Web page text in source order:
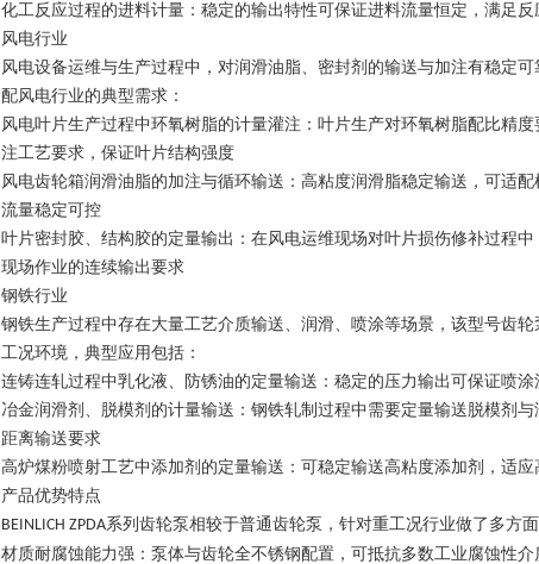
化工反应过程的进料计量：稳定的输出特性可保证进料流量恒定，满足
风电行业
风电设备运维与生产过程中，对润滑油脂、密封剂的输送与加注有稳定
配风电行业的典型需求：
风电叶片生产过程中环氧树脂的计量灌注：叶片生产对环氧树脂配比精
注工艺要求，保证叶片结构强度
风电齿轮箱润滑油脂的加注与循环输送：高粘度润滑脂稳定输送，可适配
流量稳定可控
叶片密封胶、结构胶的定量输出：在风电运维现场对叶片损伤修补过程
现场作业的连续输出要求
钢铁行业
钢铁生产过程中存在大量工艺介质输送、润滑、喷涂等场景，该型号齿
工况环境，典型应用包括：
连铸连轧过程中乳化液、防锈油的定量输送：稳定的压力输出可保证喷
冶金润滑剂、脱模剂的计量输送：钢铁轧制过程中需要定量输送脱模剂
距离输送要求
高炉煤粉喷射工艺中添加剂的定量输送：可稳定输送高粘度添加剂，适
产品优势特点
BEINLICH ZPDA系列齿轮泵相较于普通齿轮泵，针对重工况行业做了多方
材质耐腐蚀能力强：泵体与齿轮全不锈钢配置，可抵抗多数工业腐蚀性